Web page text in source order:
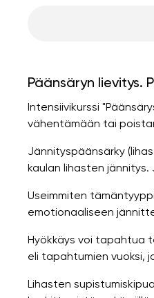
Päänsäryn lievitys.
Intensiivikurssi
vähentämään tai
Jännityspäänsärky
kaulan lihasten
Useimmiten
emotionaaliseen
Hyökkäys voi tapahtua
eli tapahtumien vuoksi,
Lihasten